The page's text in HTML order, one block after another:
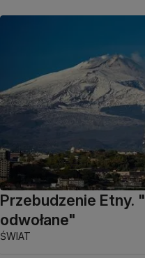
Przebudzenie Etny.
odwołane"
ŚWIAT